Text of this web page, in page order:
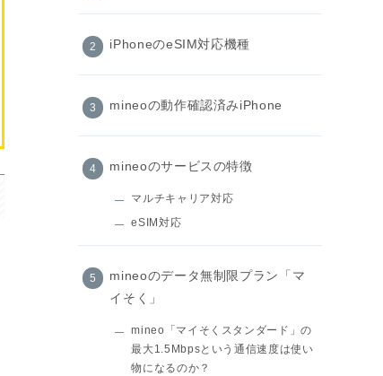
iPhoneのeSIM対応機種
mineoの動作確認済みiPhone
mineoのサービスの特徴
マルチキャリア対応
eSIM対応
mineoのデータ無制限プラン「マ
イそく」
mineo「マイそくスタンダード」の
最大1.5Mbpsという通信速度は使い
物になるのか？